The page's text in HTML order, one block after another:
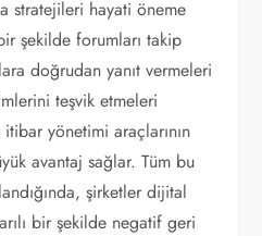
stratejileri hayati öneme
şekilde forumları takip
doğrudan yanıt vermeleri
teşvik etmeleri
yönetimi araçlarının
avantaj sağlar. Tüm bu
şirketler dijital
bir şekilde negatif geri